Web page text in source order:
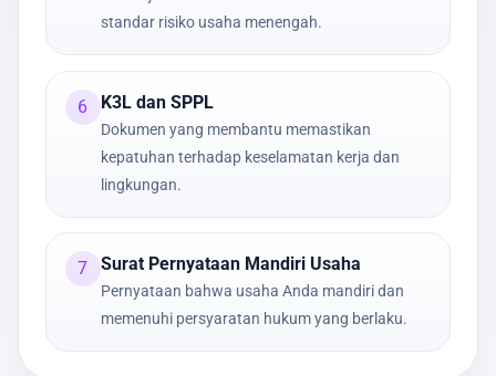
standar risiko usaha menengah.
6 K3L dan SPPL
Dokumen yang membantu memastikan
kepatuhan terhadap keselamatan kerja dan
lingkungan.
7 Surat Pernyataan Mandiri Usaha
Pernyataan bahwa usaha Anda mandiri dan
memenuhi persyaratan hukum yang berlaku.